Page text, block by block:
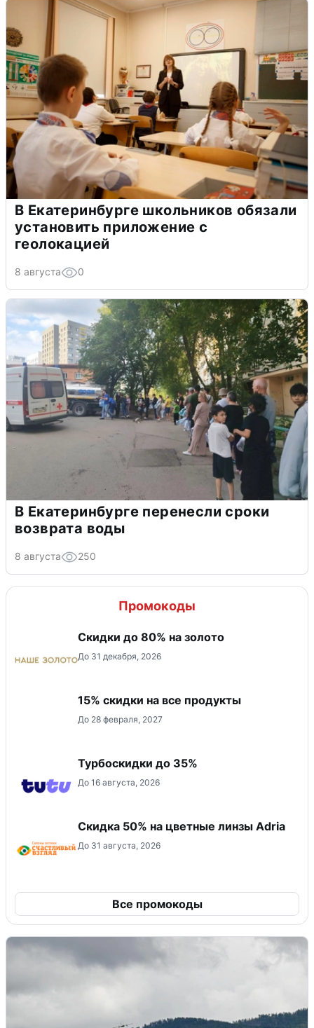
В Екатеринбурге школьников обязали
установить приложение с
геолокацией
8 августа 0
В Екатеринбурге перенесли сроки
возврата воды
8 августа 250
Промокоды
Скидки до 80% на золото
До 31 декабря, 2026
15% скидки на все продукты
До 28 февраля, 2027
Турбоскидки до 35%
До 16 августа, 2026
Скидка 50% на цветные линзы Adria
До 31 августа, 2026
Все промокоды